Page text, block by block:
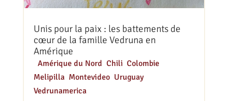
Unis pour la paix : les battements de
cœur de la famille Vedruna en
Amérique
Amérique du Nord Chili, Colombie,
Melipilla, Montevideo, Uruguay,
Vedrunamerica